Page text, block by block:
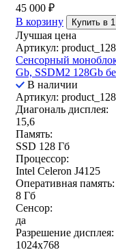
45 000 ₽
В корзину
Купить в
Лучшая цена
Артикул:
Сенсорный
Gb, SSDM2 128Gb
В наличии
Артикул:
Диагональ дисплея:
15,6
Память:
SSD 128 Гб
Процессор:
Intel Celeron J4125
Оперативная память:
8 Гб
Сенсор:
да
Разрешение дисплея:
1024x768